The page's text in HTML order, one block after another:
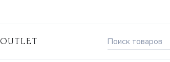
OUTLET